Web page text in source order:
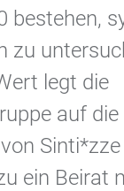
bestehen,
zu
legt die
auf die
Sinti*zze
ein Beirat